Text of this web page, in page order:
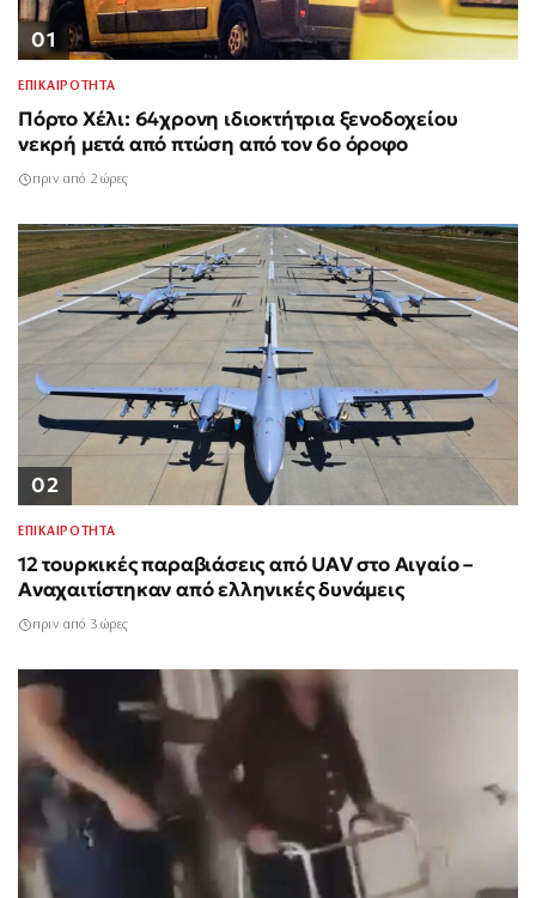
01
ΕΠΙΚΑΙΡΟΤΗΤΑ
Πόρτο Χέλι: 64χρονη ιδιοκτήτρια ξενοδοχείου
νεκρή μετά από πτώση από τον 6ο όροφο
πριν από 2 ώρες
02
ΕΠΙΚΑΙΡΟΤΗΤΑ
12 τουρκικές παραβιάσεις από UAV στο Αιγαίο –
Αναχαιτίστηκαν από ελληνικές δυνάμεις
πριν από 3 ώρες